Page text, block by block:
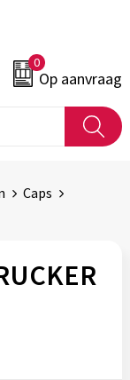
0
Op aanvraag
Caps